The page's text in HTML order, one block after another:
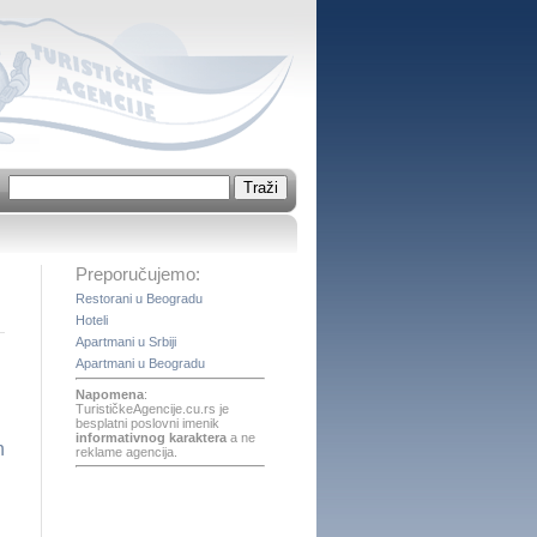
Preporučujemo:
Restorani u Beogradu
Hoteli
Apartmani u Srbiji
Apartmani u Beogradu
Napomena:
TurističkeAgencije.cu.rs je
besplatni poslovni imenik
informativnog karaktera a ne
reklame agencija.